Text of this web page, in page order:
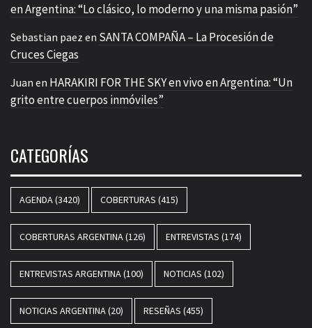
en Argentina: “Lo clásico, lo moderno y una misma pasión”
Sebastian paez en SANTA COMPAÑA – La Procesión de
Cruces Ciegas
Juan en HARAKIRI FOR THE SKY en vivo en Argentina: “Un
grito entre cuerpos inmóviles”
CATEGORÍAS
AGENDA(3420) COBERTURAS (415)
COBERTURAS ARGENTINA(126) ENTREVISTAS (174)
ENTREVISTAS ARGENTINA(100) NOTICIAS (102)
NOTICIAS ARGENTINA(20) RESEÑAS (455)